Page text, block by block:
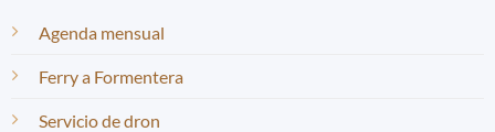
Agenda mensual
Ferry a Formentera
Servicio de dron